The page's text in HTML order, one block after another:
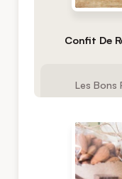
Confit De
Les Bons